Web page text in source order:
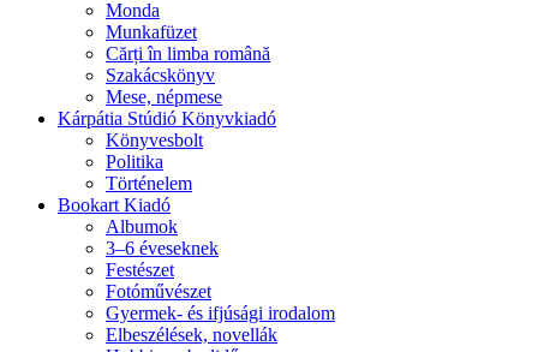
Monda
Munkafüzet
Cărți în limba română
Szakácskönyv
Mese, népmese
Kárpátia Stúdió Könyvkiadó
Könyvesbolt
Politika
Történelem
Bookart Kiadó
Albumok
3–6 éveseknek
Festészet
Fotóművészet
Gyermek- és ifjúsági irodalom
Elbeszélések, novellák